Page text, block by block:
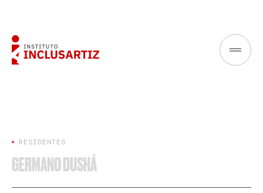
RESIDENTES
GERMANO DUSHÁ